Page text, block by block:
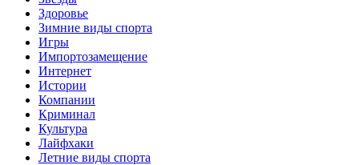
Здоровье
Зимние виды спорта
Игры
Импортозамещение
Интернет
Истории
Компании
Криминал
Культура
Лайфхаки
Летние виды спорта